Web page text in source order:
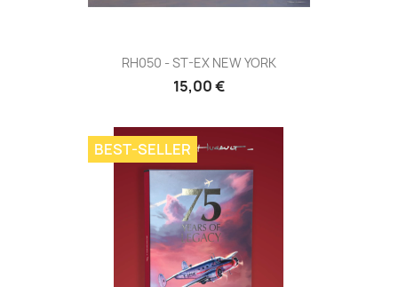
RH050 - ST-EX NEW YORK
15,00 €
BEST-SELLER